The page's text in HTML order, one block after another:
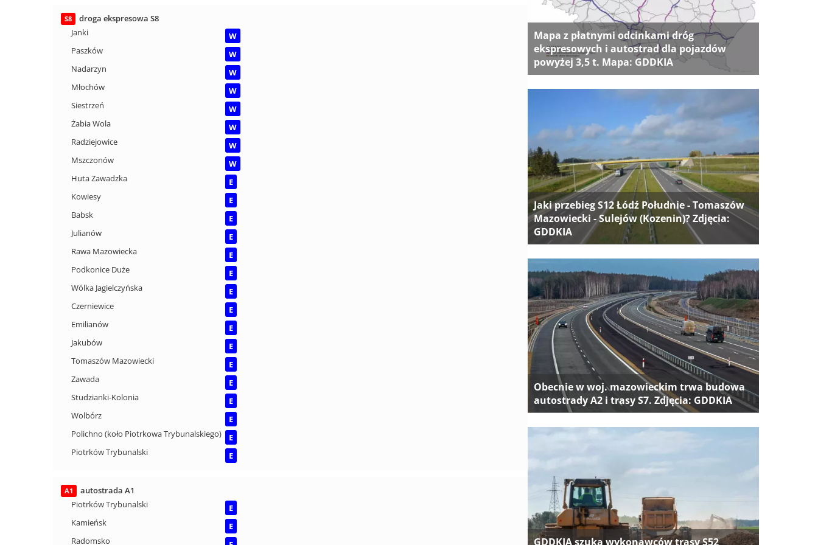
S8
droga ekspresowa S8
Janki
W
Paszków
W
Nadarzyn
W
Młochów
W
Siestrzeń
W
Żabia Wola
W
Radziejowice
W
Mszczonów
W
Huta Zawadzka
E
Kowiesy
E
Babsk
E
Julianów
E
Rawa Mazowiecka
E
Podkonice Duże
E
Wólka Jagielczyńska
E
Czerniewice
E
Emilianów
E
Jakubów
E
Tomaszów Mazowiecki
E
Zawada
E
Studzianki-Kolonia
E
Wolbórz
E
Polichno (koło Piotrkowa Trybunalskiego)
E
Piotrków Trybunalski
E
A1
autostrada A1
Piotrków Trybunalski
E
Kamieńsk
E
Radomsko
Mapa z płatnymi odcinkami dróg
ekspresowych i autostrad dla pojazdów
powyżej 3,5 t. Mapa: GDDKIA
Jaki przebieg S12 Łódź Południe - Tomaszów
Mazowiecki - Sulejów (Kozenin)? Zdjęcia:
GDDKIA
Obecnie w woj. mazowieckim trwa budowa
autostrady A2 i trasy S7. Zdjęcia: GDDKIA
GDDKIA szuka wykonawców trasy S52